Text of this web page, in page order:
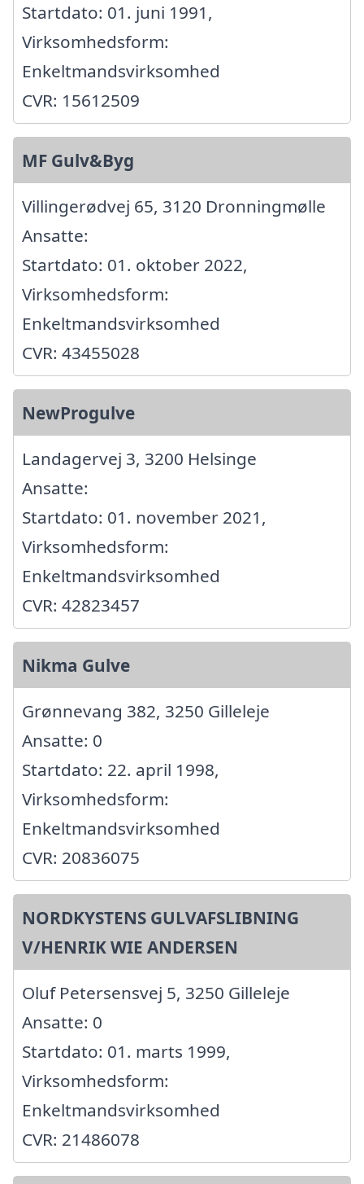
Startdato: 01. juni 1991,
Virksomhedsform:
Enkeltmandsvirksomhed
CVR: 15612509
MF Gulv&Byg
Villingerødvej 65, 3120 Dronningmølle
Ansatte:
Startdato: 01. oktober 2022,
Virksomhedsform:
Enkeltmandsvirksomhed
CVR: 43455028
NewProgulve
Landagervej 3, 3200 Helsinge
Ansatte:
Startdato: 01. november 2021,
Virksomhedsform:
Enkeltmandsvirksomhed
CVR: 42823457
Nikma Gulve
Grønnevang 382, 3250 Gilleleje
Ansatte: 0
Startdato: 22. april 1998,
Virksomhedsform:
Enkeltmandsvirksomhed
CVR: 20836075
NORDKYSTENS GULVAFSLIBNING
V/HENRIK WIE ANDERSEN
Oluf Petersensvej 5, 3250 Gilleleje
Ansatte: 0
Startdato: 01. marts 1999,
Virksomhedsform:
Enkeltmandsvirksomhed
CVR: 21486078